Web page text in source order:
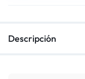
Descripción